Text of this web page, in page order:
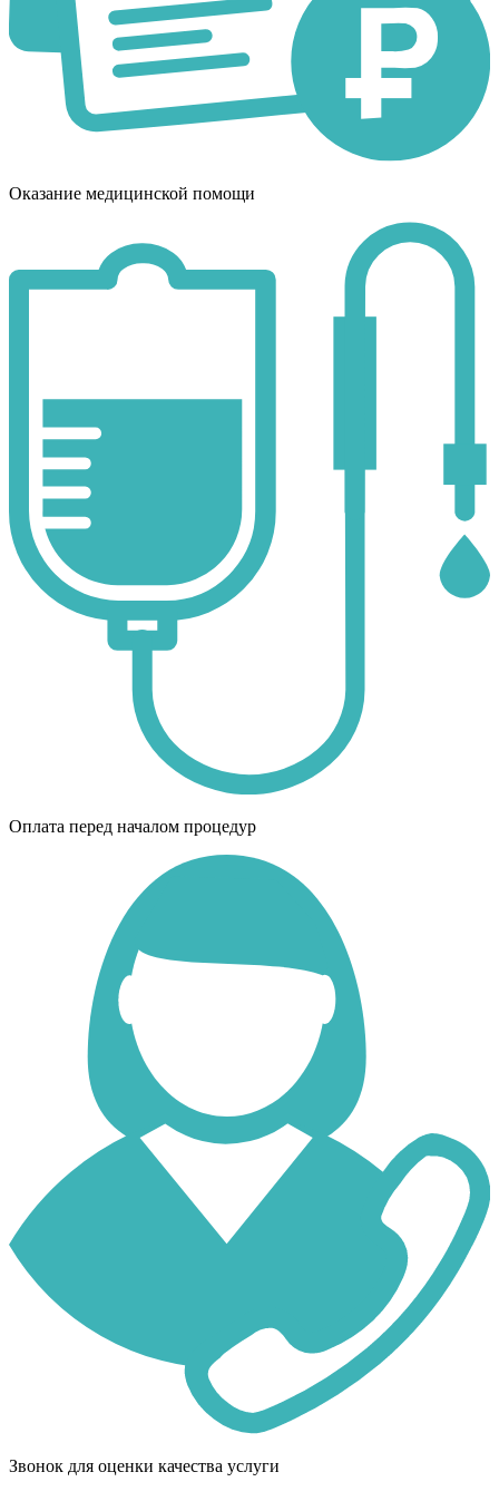
Оказание медицинской помощи
Оплата перед началом процедур
Звонок для оценки качества услуги